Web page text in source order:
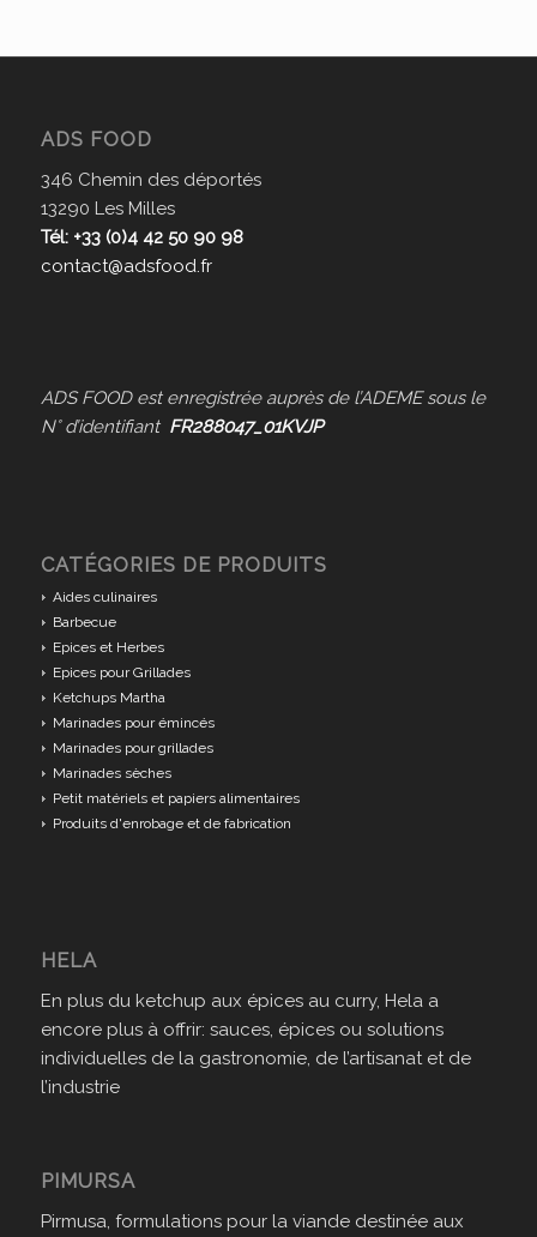
ADS FOOD
346 Chemin des déportés
13290 Les Milles
Tél: +33 (0)4 42 50 90 98
contact@adsfood.fr
ADS FOOD est enregistrée auprès de l’ADEME sous le
N° d’identifiant FR288047_01KVJP
CATÉGORIES DE PRODUITS
Aides culinaires
Barbecue
Epices et Herbes
Epices pour Grillades
Ketchups Martha
Marinades pour émincés
Marinades pour grillades
Marinades sèches
Petit matériels et papiers alimentaires
Produits d'enrobage et de fabrication
HELA
En plus du ketchup aux épices au curry, Hela a
encore plus à offrir: sauces, épices ou solutions
individuelles de la gastronomie, de l’artisanat et de
l’industrie
PIMURSA
Pirmusa, formulations pour la viande destinée aux